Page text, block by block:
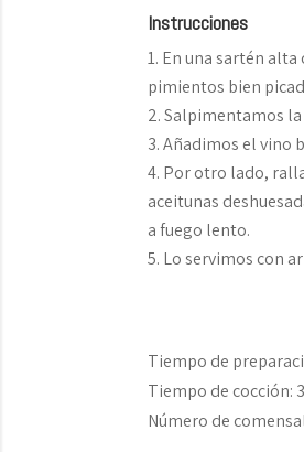
Instrucciones
En una sartén
pimientos bien
Salpimentamos la
Añadimos el vino
Por otro lado,
aceitunas
a fuego lento.
Lo servimos con
Tiempo de
Tiempo de cocción:
Número de